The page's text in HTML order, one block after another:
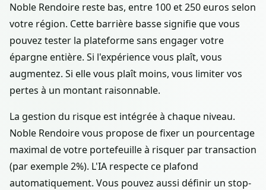
Noble Rendoire reste bas, entre 100 et 250 euros selon
votre région. Cette barrière basse signifie que vous
pouvez tester la plateforme sans engager votre
épargne entière. Si l'expérience vous plaît, vous
augmentez. Si elle vous plaît moins, vous limiter vos
pertes à un montant raisonnable.
La gestion du risque est intégrée à chaque niveau.
Noble Rendoire vous propose de fixer un pourcentage
maximal de votre portefeuille à risquer par transaction
(par exemple 2%). L'IA respecte ce plafond
automatiquement. Vous pouvez aussi définir un stop-